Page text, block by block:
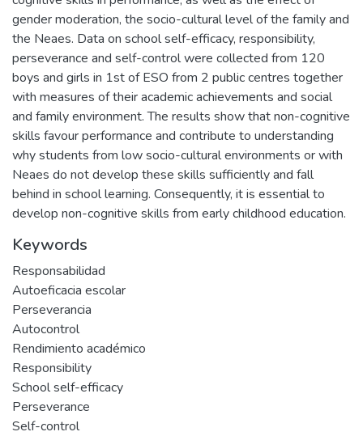
gender moderation, the socio-cultural level of the family and
the Neaes. Data on school self-efficacy, responsibility,
perseverance and self-control were collected from 120
boys and girls in 1st of ESO from 2 public centres together
with measures of their academic achievements and social
and family environment. The results show that non-cognitive
skills favour performance and contribute to understanding
why students from low socio-cultural environments or with
Neaes do not develop these skills sufficiently and fall
behind in school learning. Consequently, it is essential to
develop non-cognitive skills from early childhood education.
Keywords
Responsabilidad
Autoeficacia escolar
Perseverancia
Autocontrol
Rendimiento académico
Responsibility
School self-efficacy
Perseverance
Self-control